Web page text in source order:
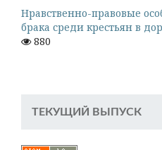
Нравственно-правовые
брака среди крестьян в
880
ТЕКУЩИЙ ВЫПУСК